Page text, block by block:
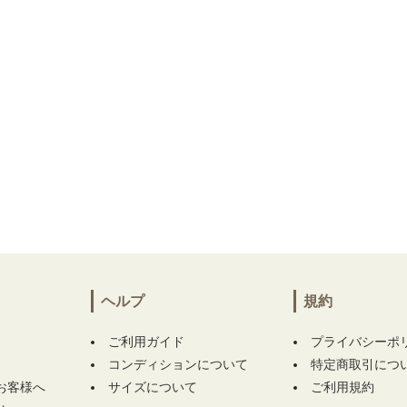
客様へ
ヘルプ
ご利用ガイド
コンディションについて
サイズについて
規約
プライバシーポ
特定商取引につ
ご利用規約